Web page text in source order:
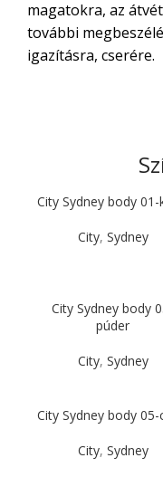
magatokra, az
további
igazításra, cserére.
City Sydney body 01-
City, Sydney
City Sydney body
púder
City, Sydney
City Sydney body 05-
City, Sydney